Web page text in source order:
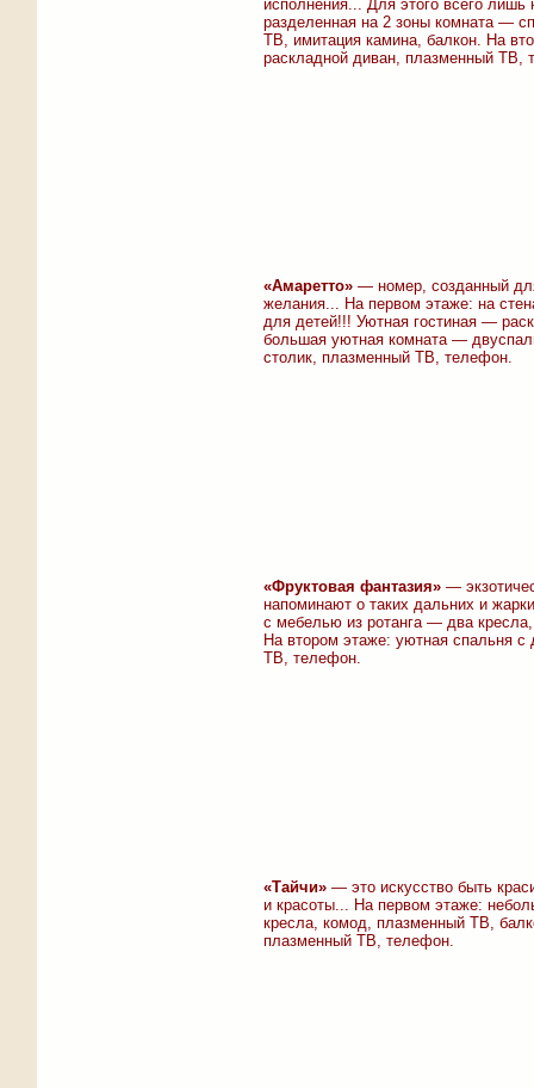
исполнения... Для этого всего
разделенная на 2 зоны комната —
ТВ, имитация камина, балкон. На
раскладной диван, плазменный ТВ,
«Амаретто» — номер, созданный
желания... На первом этаже: на
для детей!!! Уютная гостиная —
большая уютная комната —
столик, плазменный ТВ, телефон.
«Фруктовая фантазия» —
напоминают о таких дальних и
с мебелью из ротанга — два
На втором этаже: уютная спальня с
ТВ, телефон.
«Тайчи» — это искусство быть
и красоты... На первом этаже:
кресла, комод, плазменный ТВ,
плазменный ТВ, телефон.